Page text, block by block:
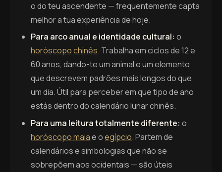
o do teu ascendente — frequentemente capta
melhor a tua experiência de hoje.
Para arco anual e identidade cultural: o
horóscopo chinês. Trabalha em ciclos de 12 e
60 anos, dando-te um animal e um elemento
que descrevem padrões mais longos do que
um dia. Útil para perceber em que tipo de ano
estás dentro do calendário lunar chinês.
Para uma leitura totalmente diferente: o
horóscopo maiae oegípcio. Partem de
calendários e simbologias que não se
sobrepõem aos ocidentais — são úteis